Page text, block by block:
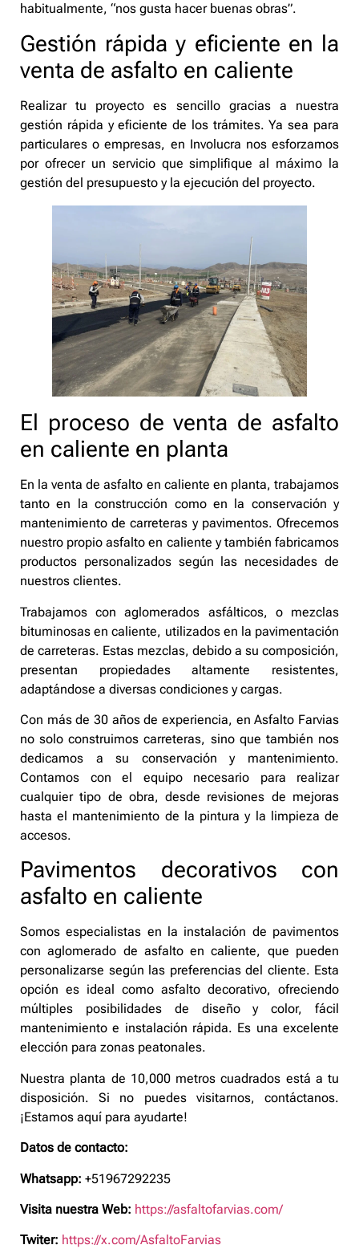
habitualmente, “nos gusta hacer buenas obras”.
Gestión rápida y eficiente en la
venta de asfalto en caliente
Realizar tu proyecto es sencillo gracias a nuestra
gestión rápida y eficiente de los trámites. Ya sea para
particulares o empresas, en Involucra nos esforzamos
por ofrecer un servicio que simplifique al máximo la
gestión del presupuesto y la ejecución del proyecto.
El proceso de venta de asfalto
en caliente en planta
En la venta de asfalto en caliente en planta, trabajamos
tanto en la construcción como en la conservación y
mantenimiento de carreteras y pavimentos. Ofrecemos
nuestro propio asfalto en caliente y también fabricamos
productos personalizados según las necesidades de
nuestros clientes.
Trabajamos con aglomerados asfálticos, o mezclas
bituminosas en caliente, utilizados en la pavimentación
de carreteras. Estas mezclas, debido a su composición,
presentan propiedades altamente resistentes,
adaptándose a diversas condiciones y cargas.
Con más de 30 años de experiencia, en Asfalto Farvias
no solo construimos carreteras, sino que también nos
dedicamos a su conservación y mantenimiento.
Contamos con el equipo necesario para realizar
cualquier tipo de obra, desde revisiones de mejoras
hasta el mantenimiento de la pintura y la limpieza de
accesos.
Pavimentos decorativos con
asfalto en caliente
Somos especialistas en la instalación de pavimentos
con aglomerado de asfalto en caliente, que pueden
personalizarse según las preferencias del cliente. Esta
opción es ideal como asfalto decorativo, ofreciendo
múltiples posibilidades de diseño y color, fácil
mantenimiento e instalación rápida. Es una excelente
elección para zonas peatonales.
Nuestra planta de 10,000 metros cuadrados está a tu
disposición. Si no puedes visitarnos, contáctanos.
¡Estamos aquí para ayudarte!
Datos de contacto:
Whatsapp: +51967292235
Visita nuestra Web: https://asfaltofarvias.com/
Twiter: https://x.com/AsfaltoFarvias